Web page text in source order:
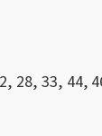
28, 33, 44,